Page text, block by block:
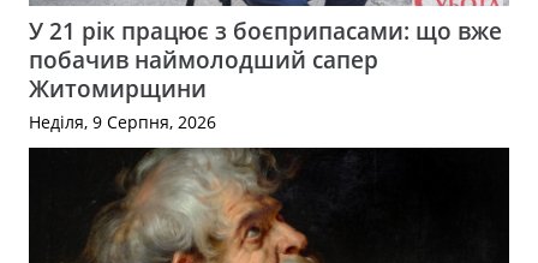
У 21 рік працює з боєприпасами: що вже
побачив наймолодший сапер
Житомирщини
Неділя, 9 Серпня, 2026